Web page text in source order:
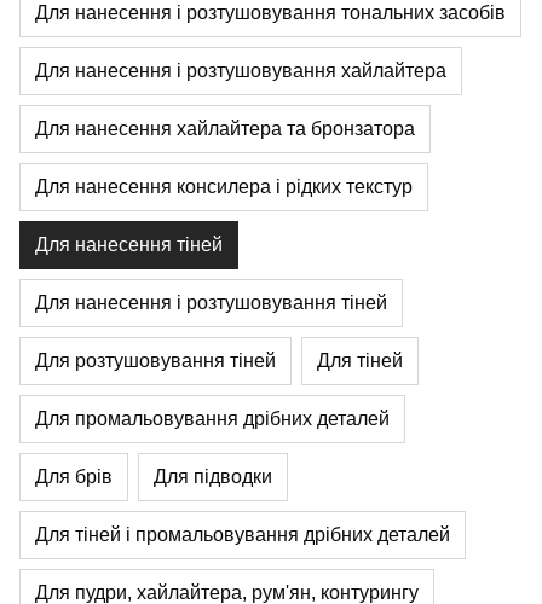
Для нанесення і розтушовування тональних засобів
Для нанесення і розтушовування хайлайтера
Для нанесення хайлайтера та бронзатора
Для нанесення консилера і рідких текстур
Для нанесення тіней
Для нанесення і розтушовування тіней
Для розтушовування тіней Для тіней
Для промальовування дрібних деталей
Для брів Для підводки
Для тіней і промальовування дрібних деталей
Для пудри, хайлайтера, рум'ян, контурингу